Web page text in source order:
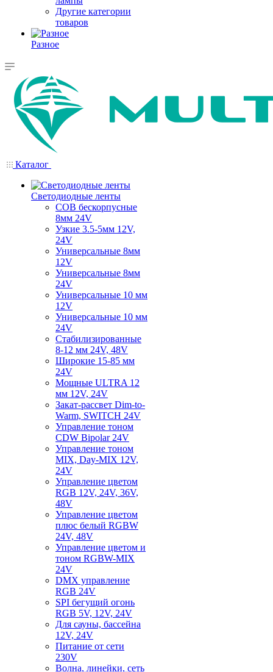
Другие категории
товаров
Разное
Каталог
Светодиодные ленты
COB бескорпусные
8мм 24V
Узкие 3.5-5мм 12V,
24V
Универсальные 8мм
12V
Универсальные 8мм
24V
Универсальные 10 мм
12V
Универсальные 10 мм
24V
Стабилизированные
8-12 мм 24V, 48V
Широкие 15-85 мм
24V
Мощные ULTRA 12
мм 12V, 24V
Закат-рассвет Dim-to-
Warm, SWITCH 24V
Управление тоном
CDW Bipolar 24V
Управление тоном
MIX, Day-MIX 12V,
24V
Управление цветом
RGB 12V, 24V, 36V,
48V
Управление цветом
плюс белый RGBW
24V, 48V
Управление цветом и
тоном RGBW-MIX
24V
DMX управление
RGB 24V
SPI бегущий огонь
RGB 5V, 12V, 24V
Для сауны, бассейна
12V, 24V
Питание от сети
230V
Волна, линейки, сеть